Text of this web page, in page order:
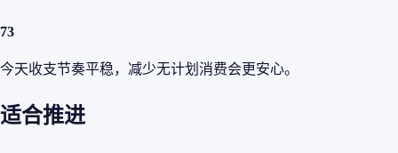
73
今天收支节奏平稳，减少无计划消费会更安心。
适合推进